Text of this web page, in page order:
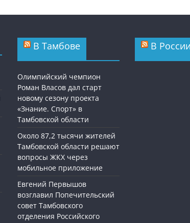
В Тамбове
Олимпийский чемпион
Роман Власов дал старт
новому сезону проекта
«Знание. Спорт» в
Тамбовской области
Около 87,2 тысячи жителей
Тамбовской области решают
вопросы ЖКХ через
мобильное приложение
Евгений Первышов
возглавил Попечительский
совет Тамбовского
отделения Российского
В России